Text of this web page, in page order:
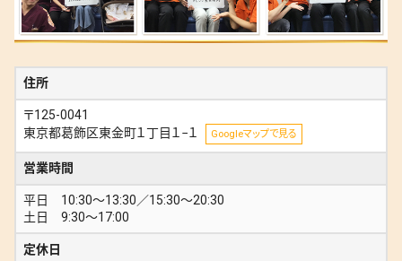
住所
〒125-0041
東京都葛飾区東金町１丁目１−１
Googleマップで見る
営業時間
平日 10:30〜13:30／15:30〜20:30
土日 9:30〜17:00
定休日